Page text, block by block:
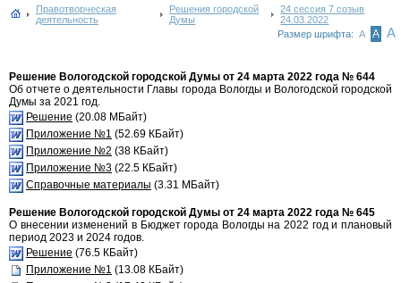
Правотворческая
деятельность
Решения городской
Думы
24 сессия 7 созыв
24.03.2022
Размер шрифта: А А А
Решение Вологодской городской Думы от 24 марта 2022 года № 644
Об отчете о деятельности Главы города Вологды и Вологодской городской
Думы за 2021 год.
Решение (20.08 МБайт)
Приложение №1 (52.69 КБайт)
Приложение №2 (38 КБайт)
Приложение №3 (22.5 КБайт)
Справочные материалы (3.31 МБайт)
Решение Вологодской городской Думы от 24 марта 2022 года № 645
О внесении изменений в Бюджет города Вологды на 2022 год и плановый
период 2023 и 2024 годов.
Решение (76.5 КБайт)
Приложение №1 (13.08 КБайт)